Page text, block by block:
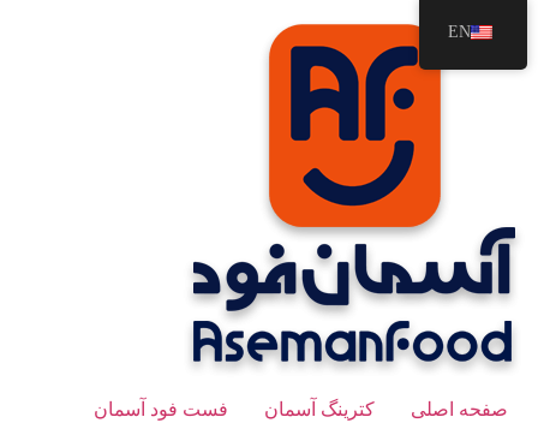
محتوا
صفحه اصلی کترینگ آسمان فست فود آسمان
EN